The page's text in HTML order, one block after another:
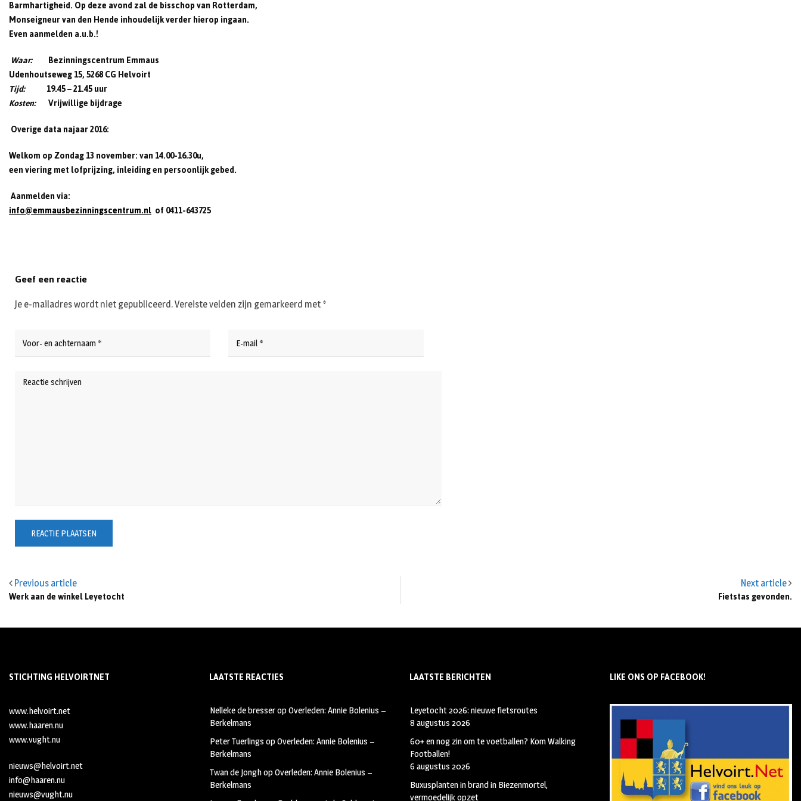
Barmhartigheid. Op deze avond zal de bisschop van Rotterdam,
Monseigneur van den Hende inhoudelijk verder hierop ingaan.
Even aanmelden a.u.b.!
Waar: Bezinningscentrum Emmaus
Udenhoutseweg 15, 5268 CG Helvoirt
Tijd:19.45 – 21.45 uur
Kosten:Vrijwillige bijdrage
Overige data najaar 2016:
Welkom op Zondag 13 november: van 14.00-16.30u,
een viering met lofprijzing, inleiding en persoonlijk gebed.
Aanmelden via:
info@emmausbezinningscentrum.nl of 0411-643725
Previous article
Werk aan de winkel Leyetocht
Next article
Fietstas gevonden.
Geef een reactie
Je e-mailadres wordt niet gepubliceerd.Vereiste velden zijn gemarkeerd met *
STICHTING HELVOIRTNET
www.helvoirt.net
www.haaren.nu
www.vught.nu
nieuws@helvoirt.net
info@haaren.nu
nieuws@vught.nu
LAATSTE REACTIES
Nelleke de bresseropOverleden: Annie Bolenius –
Berkelmans
Peter Tuerlings opOverleden: Annie Bolenius –
Berkelmans
Twan de JonghopOverleden: Annie Bolenius –
Berkelmans
LAATSTE BERICHTEN
Leyetocht 2026: nieuwe fietsroutes
8 augustus 2026
60+ en nog zin om te voetballen? Kom Walking
Footballen!
6 augustus 2026
Buxusplanten in brand in Biezenmortel,
vermoedelijk opzet
LIKE ONS OP FACEBOOK!